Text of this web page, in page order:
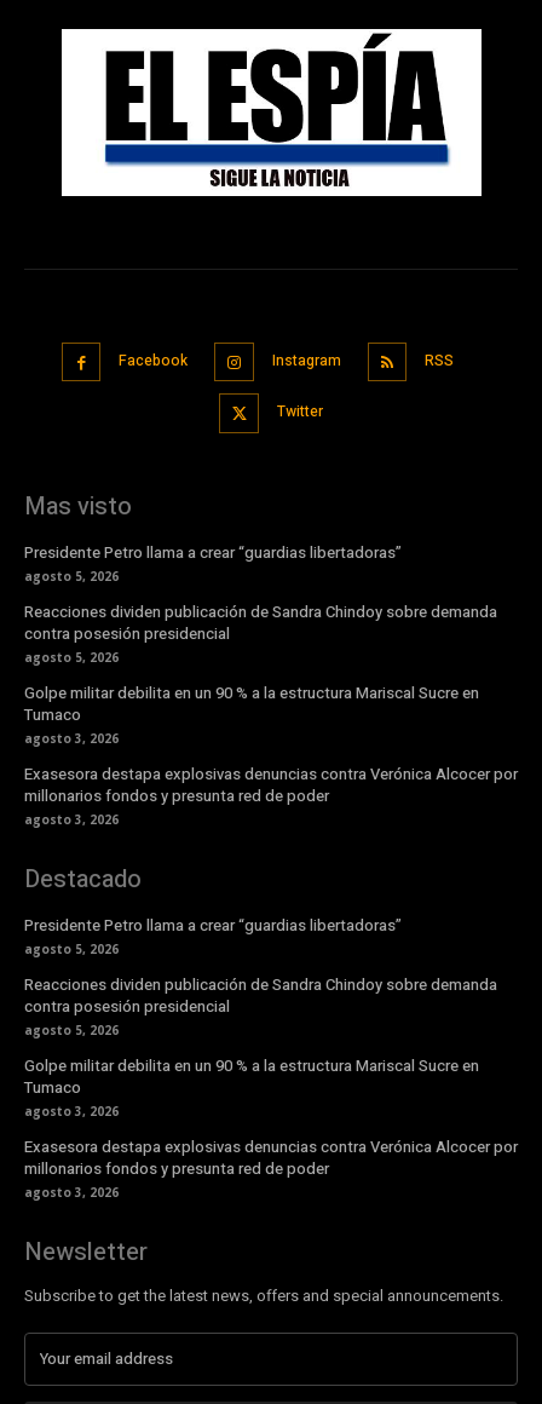
Facebook Instagram RSS
Twitter
Mas visto
Presidente Petro llama a crear “guardias libertadoras”
agosto 5, 2026
Reacciones dividen publicación de Sandra Chindoy sobre demanda
contra posesión presidencial
agosto 5, 2026
Golpe militar debilita en un 90 % a la estructura Mariscal Sucre en
Tumaco
agosto 3, 2026
Exasesora destapa explosivas denuncias contra Verónica Alcocer por
millonarios fondos y presunta red de poder
agosto 3, 2026
Destacado
Presidente Petro llama a crear “guardias libertadoras”
agosto 5, 2026
Reacciones dividen publicación de Sandra Chindoy sobre demanda
contra posesión presidencial
agosto 5, 2026
Golpe militar debilita en un 90 % a la estructura Mariscal Sucre en
Tumaco
agosto 3, 2026
Exasesora destapa explosivas denuncias contra Verónica Alcocer por
millonarios fondos y presunta red de poder
agosto 3, 2026
Newsletter
Subscribe to get the latest news, offers and special announcements.